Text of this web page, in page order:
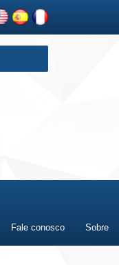
Fale conosco Sobre